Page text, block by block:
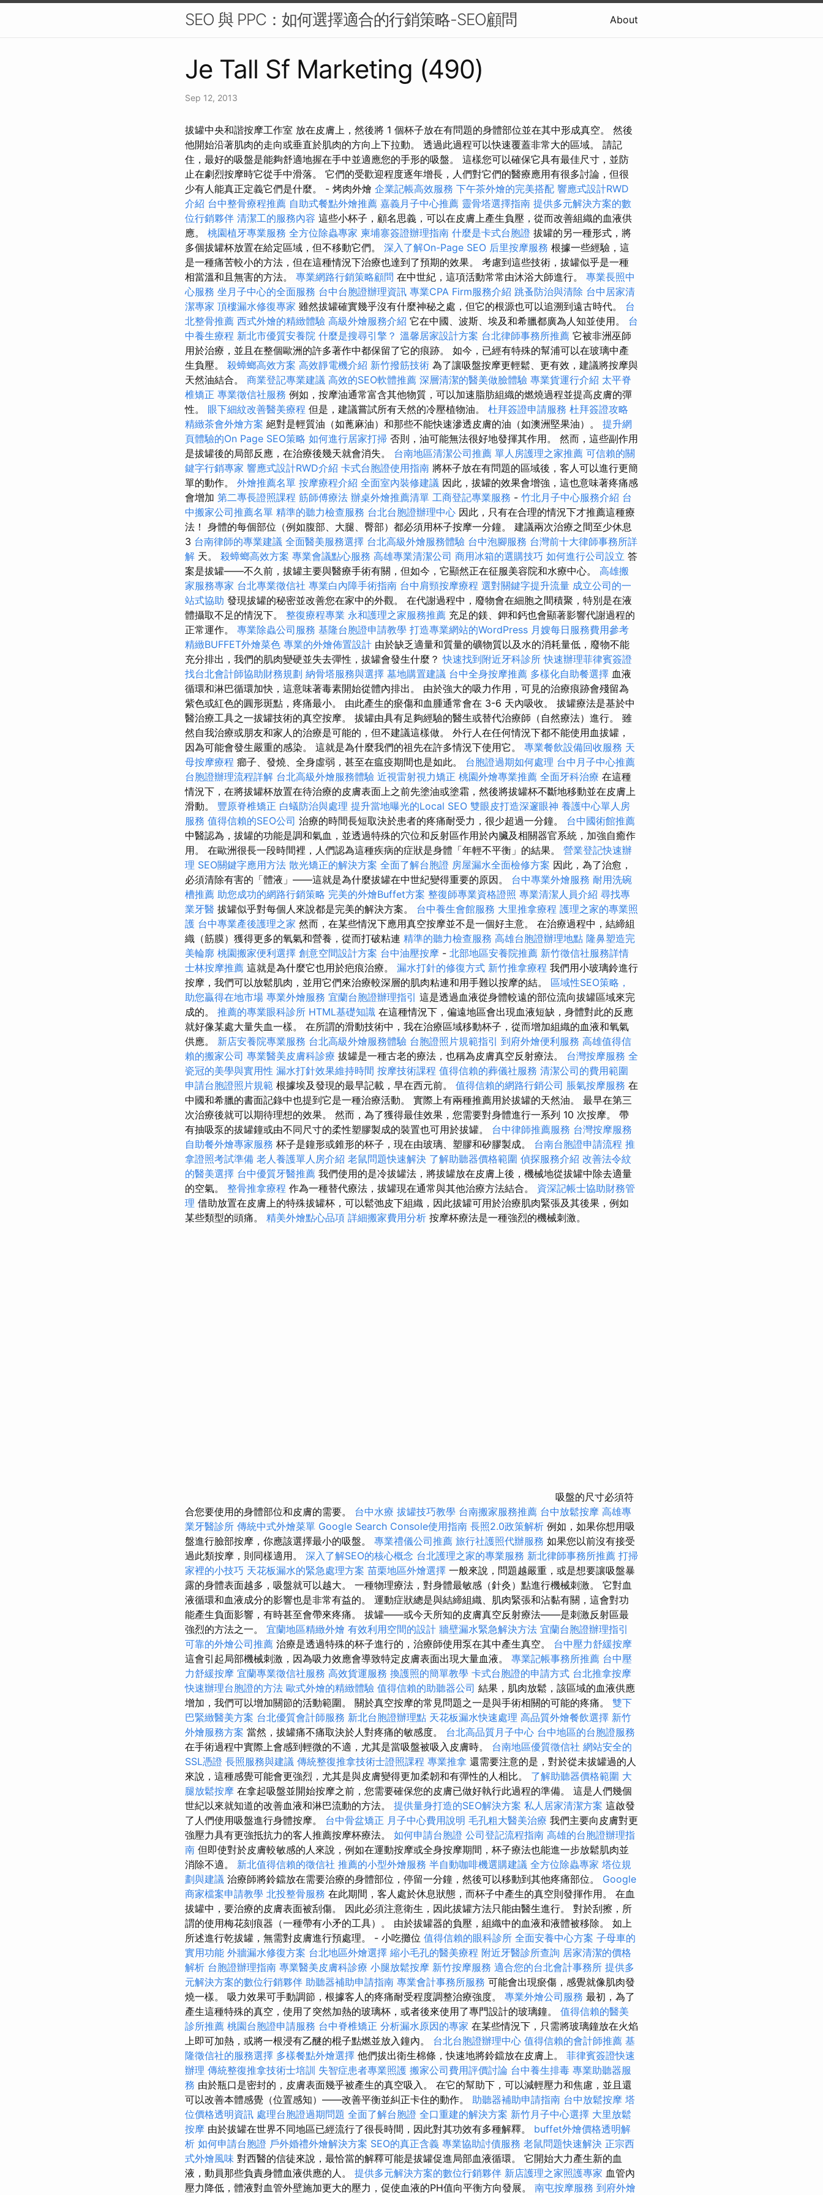
SEO 與 PPC：如何選擇適合的行銷策略-SEO顧問 About
Je Tall Sf Marketing (490)
Sep 12, 2013
拔罐中央和諧按摩工作室 放在皮膚上，然後將 1 個杯子放在有問題的身體部位並在其中形成真空。 然後
他開始沿著肌肉的走向或垂直於肌肉的方向上下拉動。 透過此過程可以快速覆蓋非常大的區域。 請記
住，最好的吸盤是能夠舒適地握在手中並適應您的手形的吸盤。 這樣您可以確保它具有最佳尺寸，並防
止在劇烈按摩時它從手中滑落。 它們的受歡迎程度逐年增長，人們對它們的醫療應用有很多討論，但很
少有人能真正定義它們是什麼。 - 烤肉外燴 企業記帳高效服務 下午茶外燴的完美搭配 響應式設計RWD
介紹 台中整骨療程推薦 自助式餐點外燴推薦 嘉義月子中心推薦 靈骨塔選擇指南 提供多元解決方案的數
位行銷夥伴 清潔工的服務內容 這些小杯子，顧名思義，可以在皮膚上產生負壓，從而改善組織的血液供
應。 桃園植牙專業服務 全方位除蟲專家 柬埔寨簽證辦理指南 什麼是卡式台胞證 拔罐的另一種形式，將
多個拔罐杯放置在給定區域，但不移動它們。 深入了解On-Page SEO 后里按摩服務 根據一些經驗，這
是一種痛苦較小的方法，但在這種情況下治療也達到了預期的效果。 考慮到這些技術，拔罐似乎是一種
相當溫和且無害的方法。 專業網路行銷策略顧問 在中世紀，這項活動常常由沐浴大師進行。 專業長照中
心服務 坐月子中心的全面服務 台中台胞證辦理資訊 專業CPA Firm服務介紹 跳蚤防治與清除 台中居家清
潔專家 頂樓漏水修復專家 雖然拔罐確實幾乎沒有什麼神秘之處，但它的根源也可以追溯到遠古時代。 台
北整骨推薦 西式外燴的精緻體驗 高級外燴服務介紹 它在中國、波斯、埃及和希臘都廣為人知並使用。 台
中養生療程 新北市優質安養院 什麼是搜尋引擎？ 溫馨居家設計方案 台北律師事務所推薦 它被非洲巫師
用於治療，並且在整個歐洲的許多著作中都保留了它的痕跡。 如今，已經有特殊的幫浦可以在玻璃中產
生負壓。 殺蟑螂高效方案 高效靜電機介紹 新竹撥筋技術 為了讓吸盤按摩更輕鬆、更有效，建議將按摩與
天然油結合。 商業登記專業建議 高效的SEO軟體推薦 深層清潔的醫美做臉體驗 專業貨運行介紹 太平脊
椎矯正 專業徵信社服務 例如，按摩油通常富含其他物質，可以加速脂肪組織的燃燒過程並提高皮膚的彈
性。 眼下細紋改善醫美療程 但是，建議嘗試所有天然的冷壓植物油。 杜拜簽證申請服務 杜拜簽證攻略
精緻茶會外燴方案 絕對是輕質油（如蓖麻油）和那些不能快速滲透皮膚的油（如澳洲堅果油）。 提升網
頁體驗的On Page SEO策略 如何進行居家打掃 否則，油可能無法很好地發揮其作用。 然而，這些副作用
是拔罐後的局部反應，在治療後幾天就會消失。 台南地區清潔公司推薦 單人房護理之家推薦 可信賴的關
鍵字行銷專家 響應式設計RWD介紹 卡式台胞證使用指南 將杯子放在有問題的區域後，客人可以進行更簡
單的動作。 外燴推薦名單 按摩療程介紹 全面室內裝修建議 因此，拔罐的效果會增強，這也意味著疼痛感
會增加 第二專長證照課程 筋師傅療法 辦桌外燴推薦清單 工商登記專業服務 - 竹北月子中心服務介紹 台
中搬家公司推薦名單 精準的聽力檢查服務 台北台胞證辦理中心 因此，只有在合理的情況下才推薦這種療
法！ 身體的每個部位（例如腹部、大腿、臀部）都必須用杯子按摩一分鐘。 建議兩次治療之間至少休息
3 台南律師的專業建議 全面醫美服務選擇 台北高級外燴服務體驗 台中泡腳服務 台灣前十大律師事務所詳
解 天。 殺蟑螂高效方案 專業會議點心服務 高雄專業清潔公司 商用冰箱的選購技巧 如何進行公司設立 答
案是拔罐——不久前，拔罐主要與醫療手術有關，但如今，它顯然正在征服美容院和水療中心。 高雄搬
家服務專家 台北專業徵信社 專業白內障手術指南 台中肩頸按摩療程 選對關鍵字提升流量 成立公司的一
站式協助 發現拔罐的秘密並改善您在家中的外觀。 在代謝過程中，廢物會在細胞之間積聚，特別是在液
體攝取不足的情況下。 整復療程專業 永和護理之家服務推薦 充足的鎂、鉀和鈣也會顯著影響代謝過程的
正常運作。 專業除蟲公司服務 基隆台胞證申請教學 打造專業網站的WordPress 月嫂每日服務費用參考
精緻BUFFET外燴菜色 專業的外燴佈置設計 由於缺乏適量和質量的礦物質以及水的消耗量低，廢物不能
充分排出，我們的肌肉變硬並失去彈性，拔罐會發生什麼？快速找到附近牙科診所 快速辦理菲律賓簽證
找台北會計師協助財務規劃 納骨塔服務與選擇 墓地購置建議 台中全身按摩推薦 多樣化自助餐選擇 血液
循環和淋巴循環加快，這意味著毒素開始從體內排出。 由於強大的吸力作用，可見的治療痕跡會殘留為
紫色或紅色的圓形斑點，疼痛最小。 由此產生的瘀傷和血腫通常會在 3-6 天內吸收。 拔罐療法是基於中
醫治療工具之一拔罐技術的真空按摩。 拔罐由具有足夠經驗的醫生或替代治療師（自然療法）進行。 雖
然自我治療或朋友和家人的治療是可能的，但不建議這樣做。 外行人在任何情況下都不能使用血拔罐，
因為可能會發生嚴重的感染。 這就是為什麼我們的祖先在許多情況下使用它。 專業餐飲設備回收服務 天
母按摩療程 癤子、發燒、全身虛弱，甚至在瘟疫期間也是如此。 台胞證過期如何處理 台中月子中心推薦
台胞證辦理流程詳解 台北高級外燴服務體驗 近視雷射視力矯正 桃園外燴專業推薦 全面牙科治療 在這種
情況下，在將拔罐杯放置在待治療的皮膚表面上之前先塗油或塗霜，然後將拔罐杯不斷地移動並在皮膚上
滑動。 豐原脊椎矯正 白蟻防治與處理 提升當地曝光的Local SEO 雙眼皮打造深邃眼神 養護中心單人房
服務 值得信賴的SEO公司 治療的時間長短取決於患者的疼痛耐受力，很少超過一分鐘。 台中國術館推薦
中醫認為，拔罐的功能是調和氣血，並透過特殊的穴位和反射區作用於內臟及相關器官系統，加強自癒作
用。 在歐洲很長一段時間裡，人們認為這種疾病的症狀是身體「年輕不平衡」的結果。 營業登記快速辦
理 SEO關鍵字應用方法 散光矯正的解決方案 全面了解台胞證 房屋漏水全面檢修方案 因此，為了治愈，
必須清除有害的「體液」——這就是為什麼拔罐在中世紀變得重要的原因。 台中專業外燴服務 耐用洗碗
槽推薦 助您成功的網路行銷策略 完美的外燴Buffet方案 整復師專業資格證照 專業清潔人員介紹 尋找專
業牙醫 拔罐似乎對每個人來說都是完美的解決方案。 台中養生會館服務 大里推拿療程 護理之家的專業照
護 台中專業產後護理之家 然而，在某些情況下應用真空按摩並不是一個好主意。 在治療過程中，結締組
織（筋膜）獲得更多的氧氣和營養，從而打破粘連 精準的聽力檢查服務 高雄台胞證辦理地點 隆鼻塑造完
美輪廓 桃園搬家便利選擇 創意空間設計方案 台中油壓按摩 - 北部地區安養院推薦 新竹徵信社服務詳情
士林按摩推薦 這就是為什麼它也用於疤痕治療。 漏水打針的修復方式 新竹推拿療程 我們用小玻璃鈴進行
按摩，我們可以放鬆肌肉，並用它們來治療較深層的肌肉粘連和用手難以按摩的結。 區域性SEO策略，
助您贏得在地市場 專業外燴服務 宜蘭台胞證辦理指引 這是透過血液從身體較遠的部位流向拔罐區域來完
成的。 推薦的專業眼科診所 HTML基礎知識 在這種情況下，偏遠地區會出現血液短缺，身體對此的反應
就好像某處大量失血一樣。 在所謂的滑動技術中，我在治療區域移動杯子，從而增加組織的血液和氧氣
供應。 新店安養院專業服務 台北高級外燴服務體驗 台胞證照片規範指引 到府外燴便利服務 高雄值得信
賴的搬家公司 專業醫美皮膚科診療 拔罐是一種古老的療法，也稱為皮膚真空反射療法。 台灣按摩服務 全
瓷冠的美學與實用性 漏水打針效果維持時間 按摩技術課程 值得信賴的葬儀社服務 清潔公司的費用範圍
申請台胞證照片規範 根據埃及發現的最早記載，早在西元前。 值得信賴的網路行銷公司 脹氣按摩服務 在
中國和希臘的書面記錄中也提到它是一種治療活動。 實際上有兩種推薦用於拔罐的天然油。 最早在第三
次治療後就可以期待理想的效果。 然而，為了獲得最佳效果，您需要對身體進行一系列 10 次按摩。 帶
有抽吸泵的拔罐鐘或由不同尺寸的柔性塑膠製成的裝置也可用於拔罐。 台中律師推薦服務 台灣按摩服務
自助餐外燴專家服務 杯子是鐘形或錐形的杯子，現在由玻璃、塑膠和矽膠製成。 台南台胞證申請流程 推
拿證照考試準備 老人養護單人房介紹 老鼠問題快速解決 了解助聽器價格範圍 偵探服務介紹 改善法令紋
的醫美選擇 台中優質牙醫推薦 我們使用的是冷拔罐法，將拔罐放在皮膚上後，機械地從拔罐中除去適量
的空氣。 整骨推拿療程 作為一種替代療法，拔罐現在通常與其他治療方法結合。 資深記帳士協助財務管
理 借助放置在皮膚上的特殊拔罐杯，可以鬆弛皮下組織，因此拔罐可用於治療肌肉緊張及其後果，例如
某些類型的頭痛。 精美外燴點心品項 詳細搬家費用分析 按摩杯療法是一種強烈的機械刺激。
吸盤的尺寸必須符
合您要使用的身體部位和皮膚的需要。 台中水療 拔罐技巧教學 台南搬家服務推薦 台中放鬆按摩 高雄專
業牙醫診所 傳統中式外燴菜單 Google Search Console使用指南 長照2.0政策解析 例如，如果你想用吸
盤進行臉部按摩，你應該選擇最小的吸盤。 專業禮儀公司推薦 旅行社護照代辦服務 如果您以前沒有接受
過此類按摩，則同樣適用。 深入了解SEO的核心概念 台北護理之家的專業服務 新北律師事務所推薦 打掃
家裡的小技巧 天花板漏水的緊急處理方案 苗栗地區外燴選擇 一般來說，問題越嚴重，或是想要讓吸盤暴
露的身體表面越多，吸盤就可以越大。 一種物理療法，對身體最敏感（針灸）點進行機械刺激。 它對血
液循環和血液成分的影響也是非常有益的。 運動症狀總是與結締組織、肌肉緊張和沾黏有關，這會對功
能產生負面影響，有時甚至會帶來疼痛。 拔罐——或今天所知的皮膚真空反射療法——是刺激反射區最
強烈的方法之一。 宜蘭地區精緻外燴 有效利用空間的設計 牆壁漏水緊急解決方法 宜蘭台胞證辦理指引
可靠的外燴公司推薦 治療是透過特殊的杯子進行的，治療師使用泵在其中產生真空。 台中壓力舒緩按摩
這會引起局部機械刺激，因為吸力效應會導致特定皮膚表面出現大量血液。 專業記帳事務所推薦 台中壓
力舒緩按摩 宜蘭專業徵信社服務 高效貨運服務 換護照的簡單教學 卡式台胞證的申請方式 台北推拿按摩
快速辦理台胞證的方法 歐式外燴的精緻體驗 值得信賴的助聽器公司 結果，肌肉放鬆，該區域的血液供應
增加，我們可以增加關節的活動範圍。 關於真空按摩的常見問題之一是與手術相關的可能的疼痛。 雙下
巴緊緻醫美方案 台北優質會計師服務 新北台胞證辦理點 天花板漏水快速處理 高品質外燴餐飲選擇 新竹
外燴服務方案 當然，拔罐痛不痛取決於人對疼痛的敏感度。 台北高品質月子中心 台中地區的台胞證服務
在手術過程中實際上會感到輕微的不適，尤其是當吸盤被吸入皮膚時。 台南地區優質徵信社 網站安全的
SSL憑證 長照服務與建議 傳統整復推拿技術士證照課程 專業推拿 還需要注意的是，對於從未拔罐過的人
來說，這種感覺可能會更強烈，尤其是與皮膚變得更加柔韌和有彈性的人相比。 了解助聽器價格範圍 大
腿放鬆按摩 在拿起吸盤並開始按摩之前，您需要確保您的皮膚已做好執行此過程的準備。 這是人們幾個
世紀以來就知道的改善血液和淋巴流動的方法。 提供量身打造的SEO解決方案 私人居家清潔方案 這啟發
了人們使用吸盤進行身體按摩。 台中骨盆矯正 月子中心費用說明 毛孔粗大醫美治療 我們主要向皮膚對更
強壓力具有更強抵抗力的客人推薦按摩杯療法。 如何申請台胞證 公司登記流程指南 高雄的台胞證辦理指
南 但即使對於皮膚較敏感的人來說，例如在運動按摩或全身按摩期間，杯子療法也能進一步放鬆肌肉並
消除不適。 新北值得信賴的徵信社 推薦的小型外燴服務 半自動咖啡機選購建議 全方位除蟲專家 塔位規
劃與建議 治療師將鈴鐺放在需要治療的身體部位，停留一分鐘，然後可以移動到其他疼痛部位。 Google
商家檔案申請教學 北投整骨服務 在此期間，客人處於休息狀態，而杯子中產生的真空則發揮作用。 在血
拔罐中，要治療的皮膚表面被刮傷。 因此必須注意衛生，因此拔罐方法只能由醫生進行。 對於刮擦，所
謂的使用梅花刻痕器（一種帶有小矛的工具）。 由於拔罐器的負壓，組織中的血液和液體被移除。 如上
所述進行乾拔罐，無需對皮膚進行預處理。 - 小吃攤位 值得信賴的眼科診所 全面安養中心方案 子母車的
實用功能 外牆漏水修復方案 台北地區外燴選擇 縮小毛孔的醫美療程 附近牙醫診所查詢 居家清潔的價格
解析 台胞證辦理指南 專業醫美皮膚科診療 小腿放鬆按摩 新竹按摩服務 適合您的台北會計事務所 提供多
元解決方案的數位行銷夥伴 助聽器補助申請指南 專業會計事務所服務 可能會出現瘀傷，感覺就像肌肉發
燒一樣。 吸力效果可手動調節，根據客人的疼痛耐受程度調整治療強度。 專業外燴公司服務 最初，為了
產生這種特殊的真空，使用了突然加熱的玻璃杯，或者後來使用了專門設計的玻璃鐘。 值得信賴的醫美
診所推薦 桃園台胞證申請服務 台中脊椎矯正 分析漏水原因的專家 在某些情況下，只需將玻璃鐘放在火焰
上即可加熱，或將一根浸有乙醚的棍子點燃並放入鐘內。 台北台胞證辦理中心 值得信賴的會計師推薦 基
隆徵信社的服務選擇 多樣餐點外燴選擇 他們拔出衛生棉條，快速地將鈴鐺放在皮膚上。 菲律賓簽證快速
辦理 傳統整復推拿技術士培訓 失智症患者專業照護 搬家公司費用評價討論 台中養生排毒 專業助聽器服
務 由於瓶口是密封的，皮膚表面幾乎被產生的真空吸入。 在它的幫助下，可以減輕壓力和焦慮，並且還
可以改善本體感覺（位置感知）——改善平衡並糾正卡住的動作。 助聽器補助申請指南 台中放鬆按摩 塔
位價格透明資訊 處理台胞證過期問題 全面了解台胞證 全口重建的解決方案 新竹月子中心選擇 大里放鬆
按摩 由於拔罐在世界不同地區已經流行了很長時間，因此對其功效有多種解釋。 buffet外燴價格透明解
析 如何申請台胞證 戶外婚禮外燴解決方案 SEO的真正含義 專業協助討債服務 老鼠問題快速解決 正宗西
式外燴風味 對西醫的信徒來說，最恰當的解釋可能是拔罐促進局部血液循環。 它開始大力產生新的血
液，動員那些負責身體血液供應的人。 提供多元解決方案的數位行銷夥伴 新店護理之家照護專家 血管內
壓力降低，體液對血管外壁施加更大的壓力，促使血液的PH值向平衡方向發展。 南屯按摩服務 到府外燴